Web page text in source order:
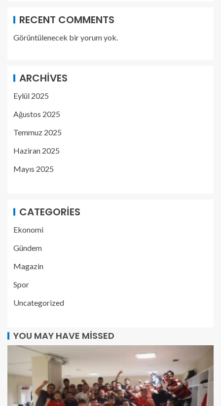
RECENT COMMENTS
Görüntülenecek bir yorum yok.
ARCHIVES
Eylül 2025
Ağustos 2025
Temmuz 2025
Haziran 2025
Mayıs 2025
CATEGORIES
Ekonomi
Gündem
Magazin
Spor
Uncategorized
YOU MAY HAVE MISSED